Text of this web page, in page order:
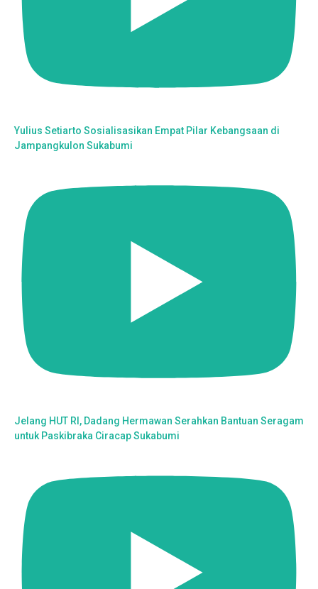
Yulius Setiarto Sosialisasikan Empat Pilar Kebangsaan di
Jampangkulon Sukabumi
Jelang HUT RI, Dadang Hermawan Serahkan Bantuan Seragam
untuk Paskibraka Ciracap Sukabumi